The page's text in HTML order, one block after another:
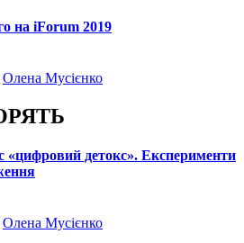
на iForum 2019
Олена Мусієнко
«цифровий детокс». Експерименти
Олена Мусієнко